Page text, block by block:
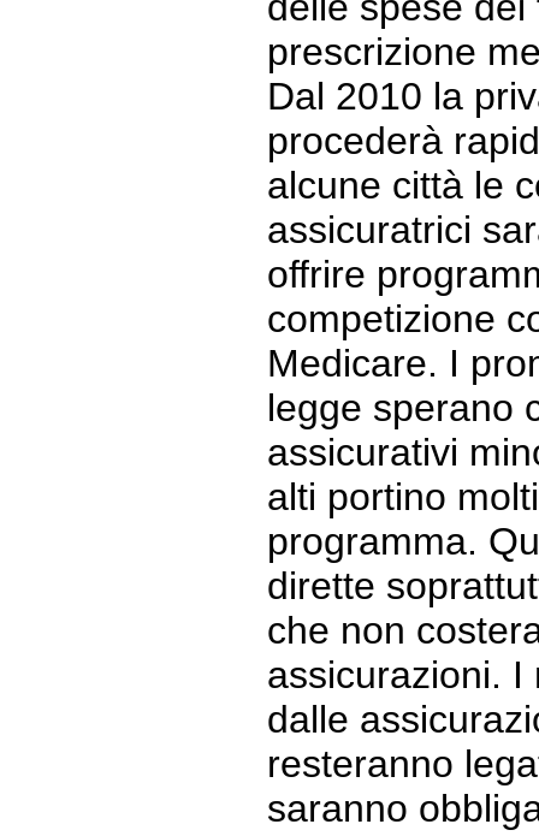
prescrizione
Dal 2010 la
procederà
alcune città le
assicuratrici
offrire
competizione
Medicare. I
legge sperano
assicurativi
alti portino
programma.
dirette
che non
assicurazioni. I
dalle
resteranno
saranno